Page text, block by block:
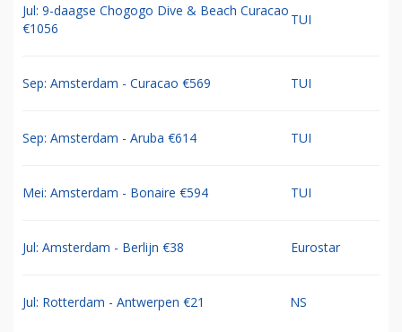
Jul: 9-daagse Chogogo Dive & Beach Curacao
€1056
TUI
Sep: Amsterdam - Curacao €569 TUI
Sep: Amsterdam - Aruba €614 TUI
Mei: Amsterdam - Bonaire €594 TUI
Jul: Amsterdam - Berlijn €38 Eurostar
Jul: Rotterdam - Antwerpen €21 NS